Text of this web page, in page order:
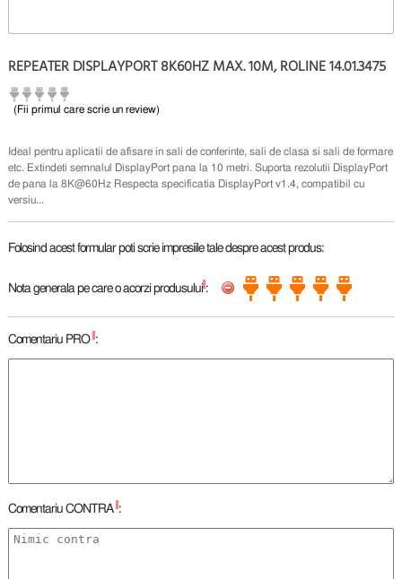
REPEATER DISPLAYPORT 8K60HZ MAX. 10M, ROLINE 14.01.3475
(Fii primul care scrie un review)
Ideal pentru aplicatii de afisare in sali de conferinte, sali de clasa si sali de formare
etc. Extindeti semnalul DisplayPort pana la 10 metri. Suporta rezolutii DisplayPort
de pana la 8K@60Hz Respecta specificatia DisplayPort v1.4, compatibil cu
versiu...
Folosind acest formular poti scrie impresiile tale despre acest produs:
Nota generala pe care o acorzi produsului* :
Comentariu PRO :
Comentariu CONTRA :